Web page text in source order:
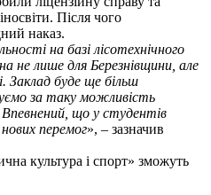
Після чого
наказ.
на базі лісотехнічного
не лише для Березнівщини, але
Заклад буде ще більш
за таку можливість
що у студентів
перемог», – зазначив
культура і спорт» зможуть